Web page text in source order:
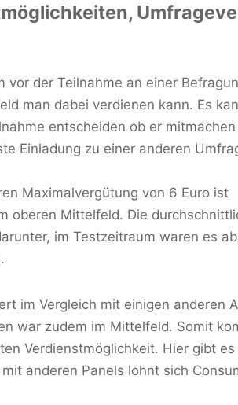
vor der Teilnahme an einer
man dabei verdienen kann. Es
entscheiden ob er
Einladung zu einer anderen
Maximalvergütung von 6 Euro ist
oberen Mittelfeld. Die
im Testzeitraum waren es
im Vergleich mit einigen anderen
war zudem im Mittelfeld. Somit
Verdienstmöglichkeit. Hier gibt
anderen Panels lohnt sich